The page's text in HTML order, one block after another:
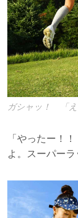
ガシャッ！ 「
「やったー！
よ。スーパーラ